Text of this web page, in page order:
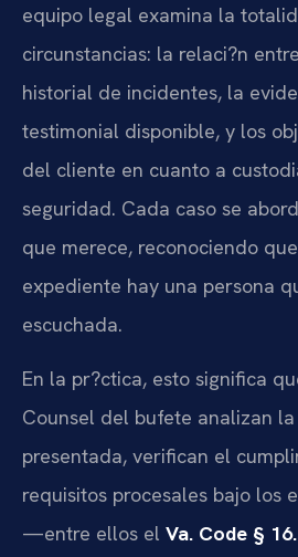
equipo legal examina la
circunstancias: la relaci?n
historial de incidentes, la
testimonial disponible, y los
del cliente en cuanto a
seguridad. Cada caso se
que merece, reconociendo
expediente hay una persona
escuchada.
En la pr?ctica, esto significa
Counsel del bufete analizan
presentada, verifican el
requisitos procesales bajo los
—entre ellos el Va. Code §